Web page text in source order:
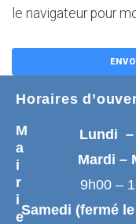
le navigateur pour
M
a
i
r
i
e
Horaires
Lundi –
Mardi –
9h00 –
Samedi (fermé